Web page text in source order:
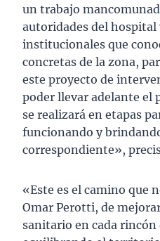
un trabajo
autoridades del hospital
institucionales que
concretas de la zona,
este proyecto de
poder llevar adelante el
se realizará en etapas
funcionando y
correspondiente»,
«Este es el camino que
Omar Perotti, de
sanitario en cada rincón